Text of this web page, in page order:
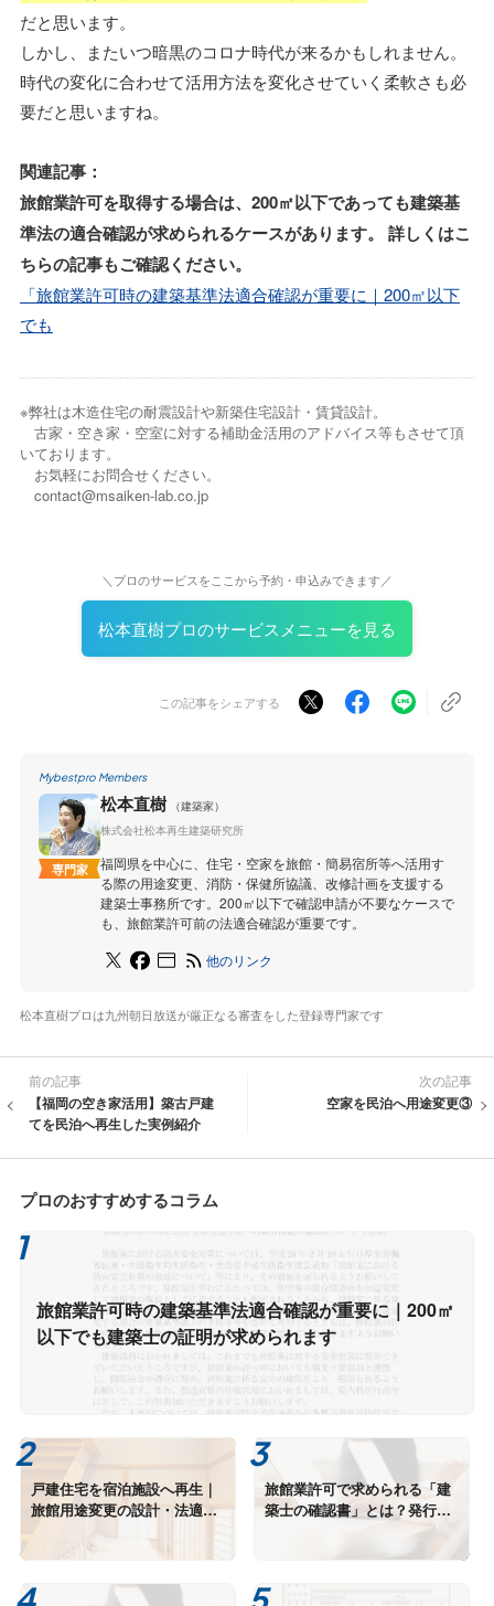
だと思います。
しかし、またいつ暗黒のコロナ時代が来るかもしれません。
時代の変化に合わせて活用方法を変化させていく柔軟さも必
要だと思いますね。
関連記事：
旅館業許可を取得する場合は、200㎡以下であっても建築基
準法の適合確認が求められるケースがあります。 詳しくはこ
ちらの記事もご確認ください。
「旅館業許可時の建築基準法適合確認が重要に｜200㎡以下
でも
※弊社は木造住宅の耐震設計や新築住宅設計・賃貸設計。
古家・空き家・空室に対する補助金活用のアドバイス等もさせて頂
いております。
お気軽にお問合せください。
contact@msaiken-lab.co.jp
＼プロのサービスをここから予約・申込みできます／
松本直樹プロのサービスメニューを見る
この記事をシェアする
Mybestpro Members
専門家
松本直樹
（建築家）
株式会社松本再生建築研究所
福岡県を中心に、住宅・空家を旅館・簡易宿所等へ活用す
る際の用途変更、消防・保健所協議、改修計画を支援する
建築士事務所です。200㎡以下で確認申請が不要なケースで
も、旅館業許可前の法適合確認が重要です。
他のリンク
松本直樹プロは九州朝日放送が厳正なる審査をした登録専門家です
前の記事
【福岡の空き家活用】築古戸建
てを民泊へ再生した実例紹介
次の記事
空家を民泊へ用途変更③
プロのおすすめするコラム
旅館業許可時の建築基準法適合確認が重要に｜200㎡
以下でも建築士の証明が求められます
戸建住宅を宿泊施設へ再生｜
旅館用途変更の設計・法適合
旅館業許可で求められる「建
築士の確認書」とは？発行で
きる建物・できない建物